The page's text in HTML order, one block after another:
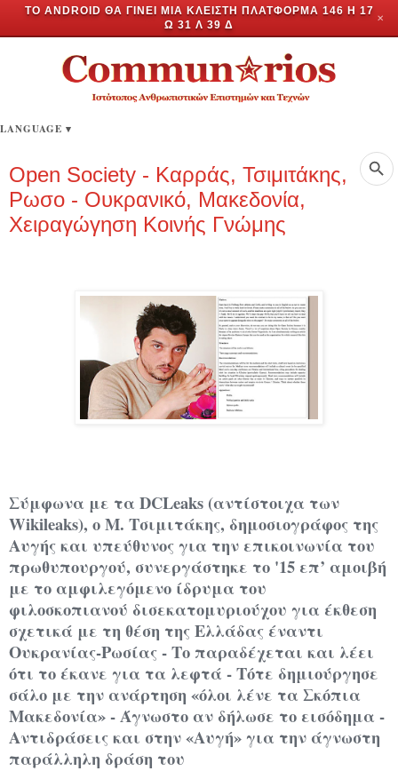
ΤΟ ANDROID ΘΑ ΓΊΝΕΙ ΜΊΑ ΚΛΕΙΣΤΉ ΠΛΑΤΦΌΡΜΑ 146 Η 17
Ώ 31 Λ 38 Δ
✕
LANGUAGE ▾
Open Society - Καρράς, Τσιμιτάκης,
Ρωσο - Ουκρανικό, Μακεδονία,
Χειραγώγηση Κοινής Γνώμης
Σύμφωνα με τα DCLeaks (αντίστοιχα των
Wikileaks), ο Μ. Τσιμιτάκης, δημοσιογράφος της
Αυγής και υπεύθυνος για την επικοινωνία του
πρωθυπουργού, συνεργάστηκε το '15 επ’ αμοιβή
με το αμφιλεγόμενο ίδρυμα του
φιλοσκοπιανού δισεκατομυριούχου για έκθεση
σχετικά με τη θέση της Ελλάδας έναντι
Ουκρανίας-Ρωσίας - Το παραδέχεται και λέει
ότι το έκανε για τα λεφτά - Τότε δημιούργησε
σάλο με την ανάρτηση «όλοι λένε τα Σκόπια
Μακεδονία» - Άγνωστο αν δήλωσε το εισόδημα -
Αντιδράσεις και στην «Αυγή» για την άγνωστη
παράλληλη δράση του